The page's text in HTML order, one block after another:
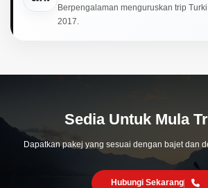
Berpengalaman menguruskan trip
2017.
Sedia Untuk Mula
Dapatkan pakej yang sesuai dengan bajet dan
Hubungi Sekarang